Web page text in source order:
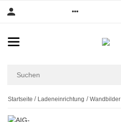
Startseite Ladeneinrichtung Wandbilder